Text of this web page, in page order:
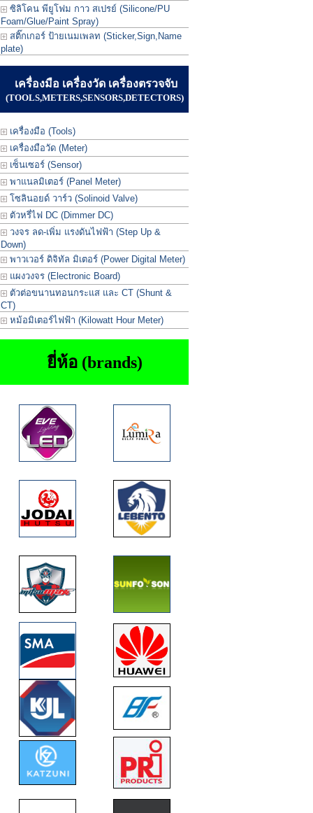
ซิลิโคน พียูโฟม กาว สเปรย์ (Silicone/PU
Foam/Glue/Paint Spray)
สติ๊กเกอร์ ป้ายเนมเพลท (Sticker,Sign,Name
plate)
เครื่องมือ เครื่องวัด เครื่องตรวจจับ
(TOOLS,METERS,SENSORS,DETECTORS)
เครื่องมือ (Tools)
เครื่องมือวัด (Meter)
เซ็นเซอร์ (Sensor)
พาแนลมิเตอร์ (Panel Meter)
โซลินอยด์ วาร์ว (Solinoid Valve)
ตัวหรี่ไฟ DC (Dimmer DC)
วงจร ลด-เพิ่ม แรงดันไฟฟ้า (Step Up &
Down)
พาวเวอร์ ดิจิทัล มิเตอร์ (Power Digital Meter)
แผงวงจร (Electronic Board)
ตัวต่อขนานทอนกระแส และ CT (Shunt &
CT)
หม้อมิเตอร์ไฟฟ้า (Kilowatt Hour Meter)
ยี่ห้อ (brands)